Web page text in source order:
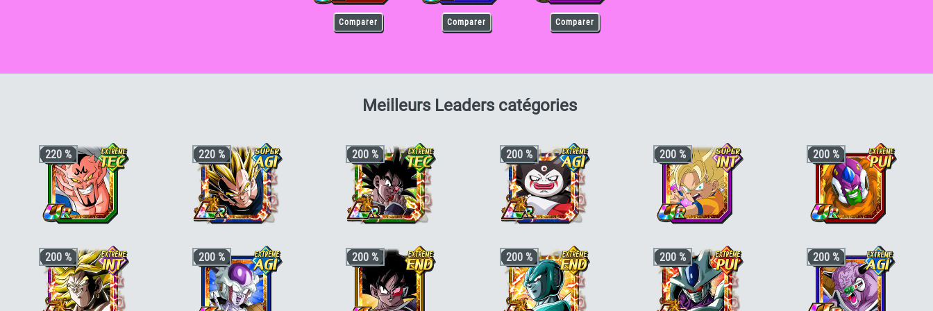
Comparer Comparer Comparer
Meilleurs Leaders catégoriespour Freezer (forme finale) [INT]
220 %
+3 ki, +200% HP & +170% ATT/DEF
pour la catégorie"Saga de Boo"
mission"ou"Terrifiants conquérants"
+50% stats bonus si aussi"Corps et
esprit corrompus" ou"Héritier"
220 %
+3 ki, +200% HP & +170% ATT/DEF
pour la catégorie"Héritier","Guerrier
fusionné"ou"Saiyan pur", +50% stats
bonus si aussi"Guerriers de génie"
"Fusion"
200 %
+3 ki, +200% stats pour la catégorie
"Guerriers Galactiques"ou"Guerrier
inférieur"
200 %
+3 ki, +200% stats pour la catégorie
"Pouvoir démoniaque"ou"Terrifiants
conquérants"
200 %
+3 ki, +170% stats pour la catégorie
"Transformation fortifiante"
"Chercheurs de boules de cristal"
stats bonus si aussi"Saiyan pur"
"Combat rapide"
200 %
+3 ki, +170% stats pour la catégorie
"Pouvoir démoniaque","Diaboliques et
sans merci"ou"Boss des films"
stats bonus si aussi"Terrifiants
conquérants"ou"Guerriers
galactiques"
200 % 200 % 200 % 200 % 200 % 200 %